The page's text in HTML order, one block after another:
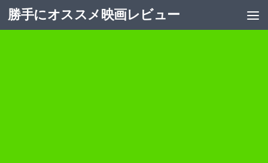
コンテンツへスキップ
勝手にオススメ映画レビュー